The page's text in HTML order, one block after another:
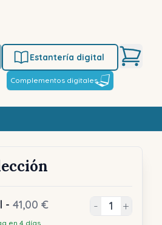
Estantería digital
Complementos digitales
- 41,00 €
en 4 días
- +